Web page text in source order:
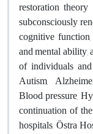
restoration
subconsciously
cognitive
and mental ability,
of individuals
Autism,
Blood pressure,
continuation of
hospitals, Östra